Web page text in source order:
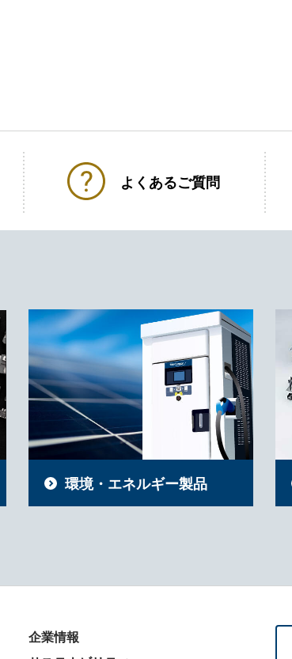
よくあるご質問
環境・エネルギー製品
企業情報